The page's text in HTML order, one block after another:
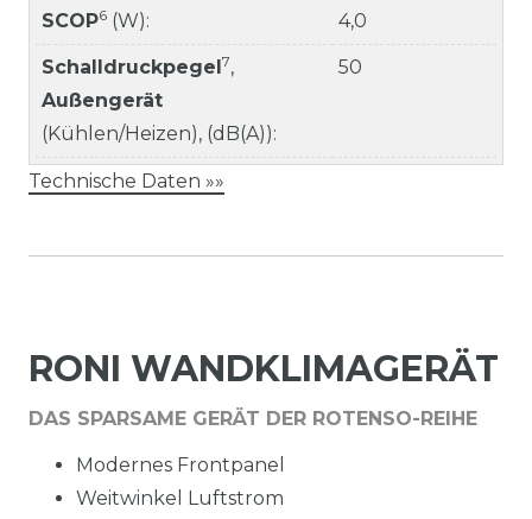
SCOP6 (W): 4,0
Schalldruckpegel 7,
Außengerät
(Kühlen/Heizen), (dB(A)):
50
Technische Daten »»
RONI WANDKLIMAGERÄT
DAS SPARSAME GERÄT DER ROTENSO-REIHE
Modernes Frontpanel
Weitwinkel Luftstrom